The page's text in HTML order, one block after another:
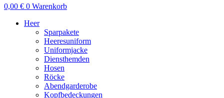
0,00 € 0 Warenkorb
Heer
Sparpakete
Heeresuniform
Uniformjacke
Diensthemden
Hosen
Röcke
Abendgarderobe
Kopfbedeckungen